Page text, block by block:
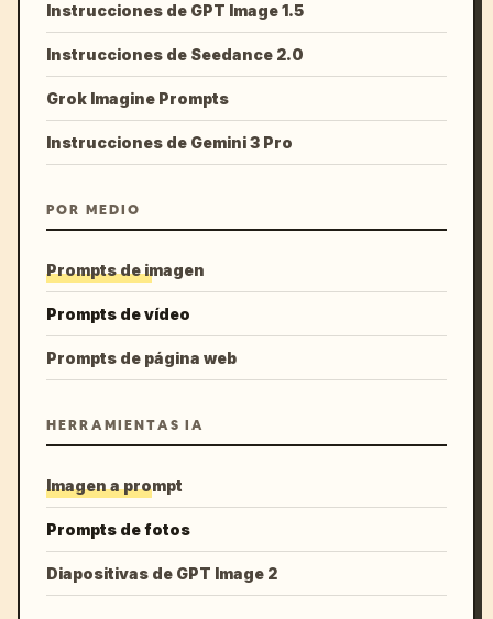
Instrucciones de GPT Image 1.5
Instrucciones de Seedance 2.0
Grok Imagine Prompts
Instrucciones de Gemini 3 Pro
POR MEDIO
Prompts de imagen
Prompts de vídeo
Prompts de página web
HERRAMIENTAS IA
Imagen a prompt
Prompts de fotos
Diapositivas de GPT Image 2